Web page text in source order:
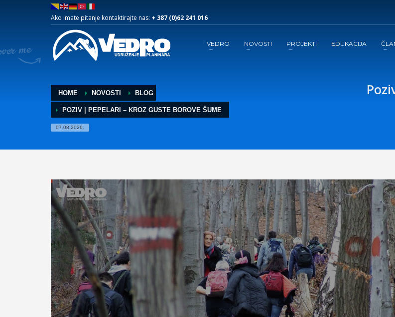
Ako imate pitanje kontaktirajte nas: + 387 (0)62 241 016
VEDRO NOVOSTI PROJEKTI EDUKACIJA
HOME NOVOSTI BLOG
POZIV | PEPELARI – KROZ GUSTE BOROVE ŠUME
07.08.2026.